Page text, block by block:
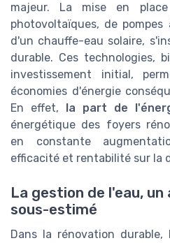
majeur. La mise en
photovoltaïques, de
d'un chauffe-eau solaire,
durable. Ces technologies,
investissement initial,
économies d'énergie
En effet,
la part de
énergétique des foyers
en constante
efficacité et rentabilité sur la
La gestion de l'eau,
sous-estimé
Dans la rénovation